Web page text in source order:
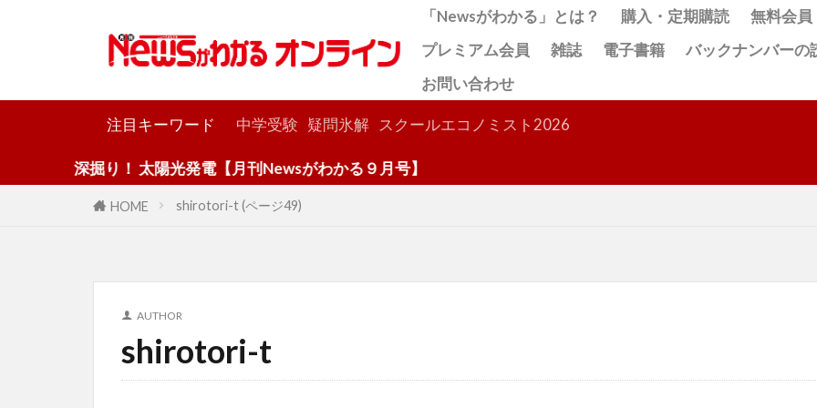
「Newsがわかる」とは？ 購入・定期購読
無料会員
プレミアム会員
雑誌 電子書籍
バックナンバーの
お問い合わせ
注目キーワード 中学受験 疑問氷解 スクールエコノミスト2026
掘り！ 太陽光発電【月刊Newsがわかる９月号】
HOME shirotori-t (ページ49)
AUTHOR
shirotori-t
検索